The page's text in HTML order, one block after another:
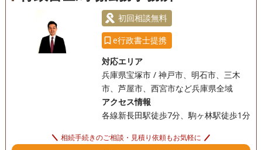
初回相談無料
e行政書士提携
対応エリア
兵庫県宝塚市 / 神戸市、明石市、三木
市、芦屋市、西宮市など兵庫県全域
アクセス情報
各線新長田駅徒歩7分、駒ヶ林駅徒歩1分
相続手続きのご相談・見積り依頼もお気軽に